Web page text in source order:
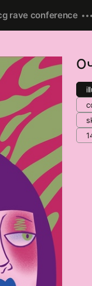
rave conference